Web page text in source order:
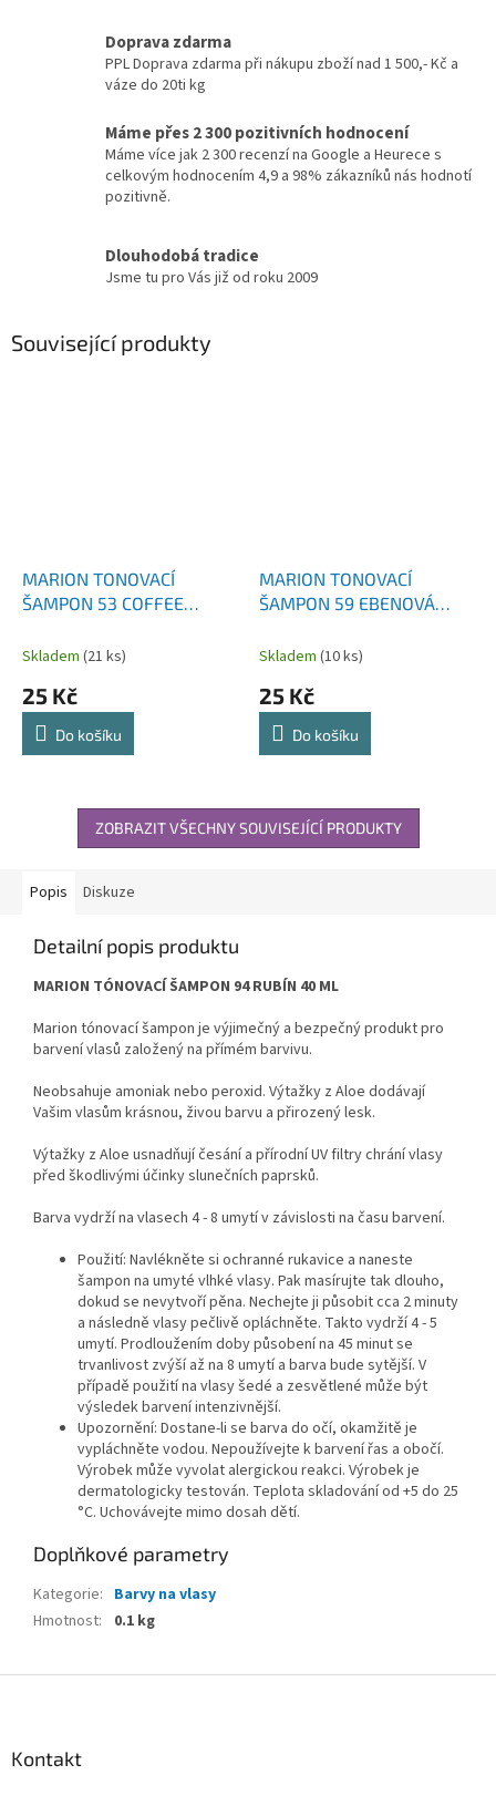
Doprava zdarma
PPL Doprava zdarma při nákupu zboží nad 1 500,- Kč a
váze do 20ti kg
Máme přes 2 300 pozitivních hodnocení
Máme více jak 2 300 recenzí na Google a Heurece s
celkovým hodnocením 4,9 a 98% zákazníků nás hodnotí
pozitivně.
Dlouhodobá tradice
Jsme tu pro Vás již od roku 2009
Související produkty
MARION TONOVACÍ
ŠAMPON 53 COFFEE
Skladem (21 ks)
25 Kč
Do košíku
MARION TONOVACÍ
ŠAMPON 59 EBENOVÁ
Skladem (10 ks)
25 Kč
Do košíku
ZOBRAZIT VŠECHNY SOUVISEJÍCÍ PRODUKTY
Popis Diskuze
Detailní popis produktu
MARION TÓNOVACÍ ŠAMPON 94 RUBÍN 40 ML
Marion tónovací šampon je výjimečný a bezpečný produkt pro
barvení vlasů založený na přímém barvivu.
Neobsahuje amoniak nebo peroxid. Výtažky z Aloe dodávají
Vašim vlasům krásnou, živou barvu a přirozený lesk.
Výtažky z Aloe usnadňují česání a přírodní UV filtry chrání vlasy
před škodlivými účinky slunečních paprsků.
Barva vydrží na vlasech 4 - 8 umytí v závislosti na času barvení.
Použití: Navlékněte si ochranné rukavice a naneste
šampon na umyté vlhké vlasy. Pak masírujte tak dlouho,
dokud se nevytvoří pěna. Nechejte ji působit cca 2 minuty
a následně vlasy pečlivě opláchněte. Takto vydrží 4 - 5
umytí. Prodloužením doby působení na 45 minut se
trvanlivost zvýší až na 8 umytí a barva bude sytější. V
případě použití na vlasy šedé a zesvětlené může být
výsledek barvení intenzivnější.
Upozornění: Dostane-li se barva do očí, okamžitě je
vypláchněte vodou. Nepoužívejte k barvení řas a obočí.
Výrobek může vyvolat alergickou reakci. Výrobek je
dermatologicky testován. Teplota skladování od +5 do 25
°C. Uchovávejte mimo dosah dětí.
Doplňkové parametry
Kategorie: Barvy na vlasy
Hmotnost: 0.1 kg
Kontakt